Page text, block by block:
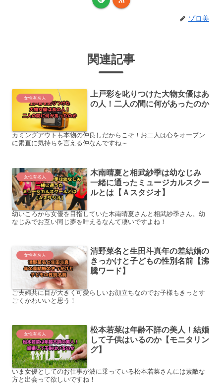
ゾロ美
関連記事
女性有名人
上戸彩を叱りつけた大物女優はあ
の人！二人の間に何があったのか
カミングアウトも本物の仲良しだからこそ！お二人は心をオープン
に素直に気持ちを言える仲なんですね～
女性有名人
木南晴夏と相武紗季は幼なじみ
一緒に通ったミュージカルスクー
ルとは【Ａスタジオ】
幼いころから女優を目指していた木南晴夏さんと相武紗季さん。幼
なじみでお互い同じ夢を叶えるなんて凄いですよね！
女性有名人
清野菜名と生田斗真年の差結婚の
きっかけと子どもの性別名前【沸
騰ワード】
ご夫婦共に目が大きく可愛らしいお顔立ちなのでお子様もきっとす
ごくかわいいと思う！
女性有名人
松本若菜は年齢不詳の美人！結婚
して子供はいるのか【モニタリン
グ】
いま女優としてのお仕事が波に乗っている松本若菜さんには素敵な
方と出会って欲しいですね！